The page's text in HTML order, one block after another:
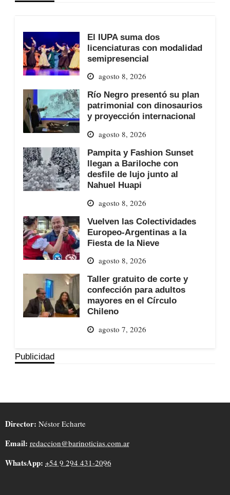
El IUPA suma dos
licenciaturas con modalidad
semipresencial
agosto 8, 2026
Río Negro presentó su plan
patrimonial con dinosaurios
y proyección internacional
agosto 8, 2026
Pampita y Fashion Sunset
llegan a Bariloche con
desfile de lujo junto al
Nahuel Huapi
agosto 8, 2026
Vuelven las Colectividades
Europeo-Argentinas a la
Fiesta de la Nieve
agosto 8, 2026
Taller gratuito de corte y
confección para adultos
mayores en el Círculo
Chileno
agosto 7, 2026
Publicidad
Director: Néstor Echarte
Email: redaccion@barinoticias.com.ar
WhatsApp: +54 9 294 431-2096